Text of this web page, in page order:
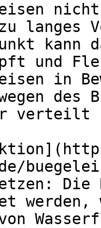
langes
kann
und
in
des
verteilt
Die